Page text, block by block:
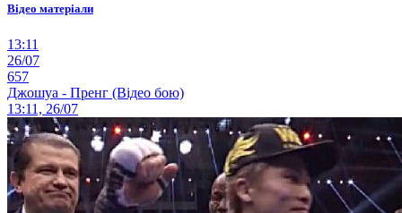
Відео матеріали
13:11
26/07
657
Джошуа - Пренг (Відео бою)
13:11, 26/07